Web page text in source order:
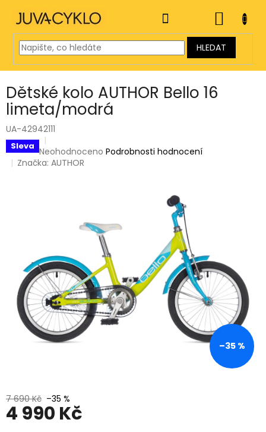
obsah
HLEDAT
KOŠÍK
Dětské kolo AUTHOR Bello 16
limeta/modrá
UA-42942111
Sleva Průměrné
hodnocení
hvězdiček.
Neohodnoceno Podrobnosti hodnocení
Značka:AUTHOR
–35 %
7 690 Kč –35 %
4 990 Kč